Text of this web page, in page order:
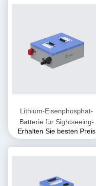
Lithium-Eisenphosphat-
Batterie für Sightseeing-
Fahrzeuge
Erhalten Sie besten Preis